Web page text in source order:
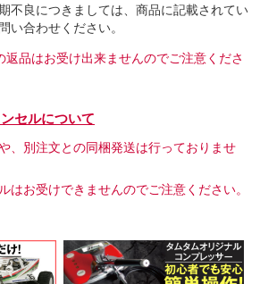
不良につきましては、商品に記載されてい
い合わせください。
品はお受け出来ませんのでご注意くださ
セルについて
、別注文との同梱発送は行っておりませ
はお受けできませんのでご注意ください。